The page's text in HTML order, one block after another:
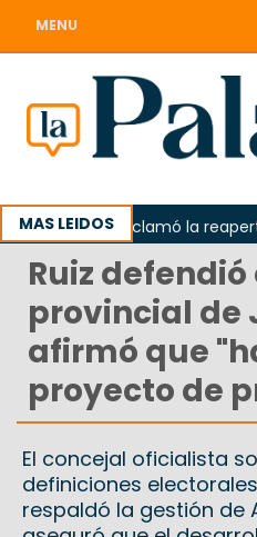
MENU
MAS LEIDOS
Odarda reclamó la reapertura
Ruiz
provincial de
afirmó que
proyecto de
El concejal oficialista
definiciones
respaldó la gestión de